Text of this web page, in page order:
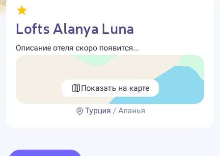
Lofts Alanya Luna
Описание отеля скоро появится...
Показать на карте
Турция / Аланья